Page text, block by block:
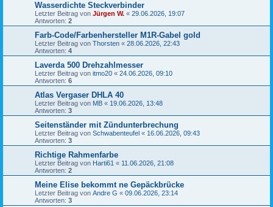
Wasserdichte Steckverbinder
Letzter Beitrag von Jürgen W. « 29.06.2026, 19:07
Antworten: 2
Farb-Code/Farbenhersteller M1R-Gabel gold
Letzter Beitrag von Thorsten « 28.06.2026, 22:43
Antworten: 4
Laverda 500 Drehzahlmesser
Letzter Beitrag von itmo20 « 24.06.2026, 09:10
Antworten: 6
Atlas Vergaser DHLA 40
Letzter Beitrag von MB « 19.06.2026, 13:48
Antworten: 3
Seitenständer mit Zündunterbrechung
Letzter Beitrag von Schwabenteufel « 16.06.2026, 09:43
Antworten: 3
Richtige Rahmenfarbe
Letzter Beitrag von Harti61 « 11.06.2026, 21:08
Antworten: 2
Meine Elise bekommt ne Gepäckbrücke
Letzter Beitrag von Andre G « 09.06.2026, 23:14
Antworten: 3